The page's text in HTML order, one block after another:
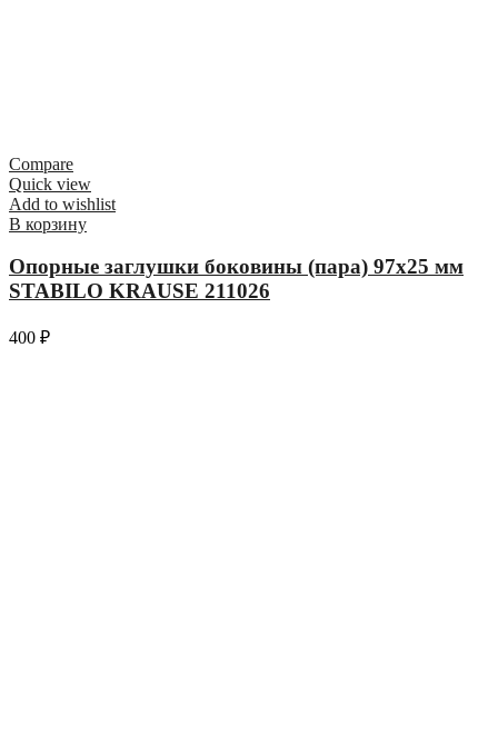
Compare
Quick view
Add to wishlist
В корзину
Опорные заглушки боковины (пара) 97х25 мм
STABILO KRAUSE 211026
400 ₽